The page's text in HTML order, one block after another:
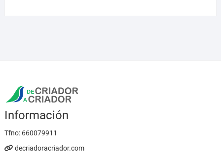
Información
Tfno: 660079911
decriadoracriador.com